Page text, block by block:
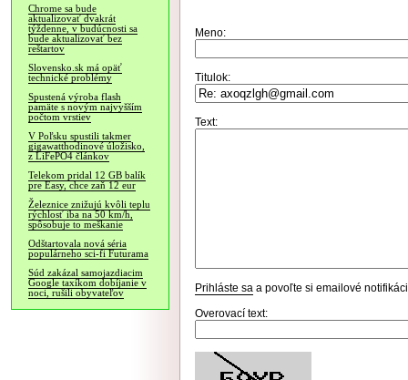
Chrome sa bude
aktualizovať dvakrát
týždenne, v budúcnosti sa
bude aktualizovať bez
reštartov
Slovensko.sk má opäť
technické problémy
Spustená výroba flash
pamäte s novým najvyšším
počtom vrstiev
V Poľsku spustili takmer
gigawatthodinové úložisko,
z LiFePO4 článkov
Telekom pridal 12 GB balík
pre Easy, chce zaň 12 eur
Železnice znižujú kvôli teplu
rýchlosť iba na 50 km/h,
spôsobuje to meškanie
Odštartovala nová séria
populárneho sci-fi Futurama
Súd zakázal samojazdiacim
Google taxíkom dobíjanie v
noci, rušili obyvateľov
Meno:
Titulok:
Text:
Prihláste sa a povoľte si emailové
Overovací text: